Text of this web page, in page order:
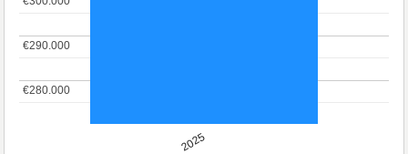
2025
€280.000
€280.000
€290.000
€290.000